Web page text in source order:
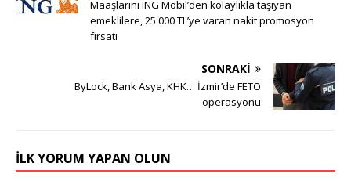
Maaşlarını ING Mobil’den kolaylıkla taşıyan
emeklilere, 25.000 TL’ye varan nakit promosyon
fırsatı
SONRAKI
ByLock, Bank Asya, KHK… İzmir’de FETÖ
operasyonu
İLK YORUM YAPAN OLUN